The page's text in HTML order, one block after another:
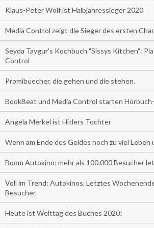
Klaus-Peter Wolf ist Halbjahressieger 2020
Media Control zeigt die Sieger des ersten
Seyda Taygur's Kochbuch "Sissys Kitchen":
Control
Promibuecher, die gehen und die stehen.
BookBeat und Media Control starten
Angela Merkel ist Hitlers Tochter
Wenn am Ende des Geldes noch zu viel Leben
Boom Autokino: mehr als 100.000 Besucher
Voll im Trend: Autokinos. Letztes
Besucher.
Heute ist Welttag des Buches 2020!